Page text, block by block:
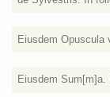
Eiusdem Opuscula
Eiusdem Sum[m]a.